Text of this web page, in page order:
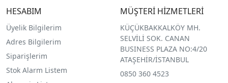
HESABIM
Üyelik Bilgilerim
Adres Bilgilerim
Siparişlerim
Stok Alarm Listem
MÜŞTERİ HİZMETLERİ
KÜÇÜKBAKKALKÖY MH.
SELVİLİ SOK. CANAN
BUSINESS PLAZA NO:4/20
ATAŞEHİR/İSTANBUL
0850 360 4523